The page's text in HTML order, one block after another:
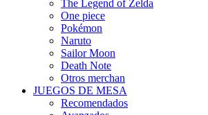
The Legend of Zelda
One piece
Pokémon
Naruto
Sailor Moon
Death Note
Otros merchan
JUEGOS DE MESA
Recomendados